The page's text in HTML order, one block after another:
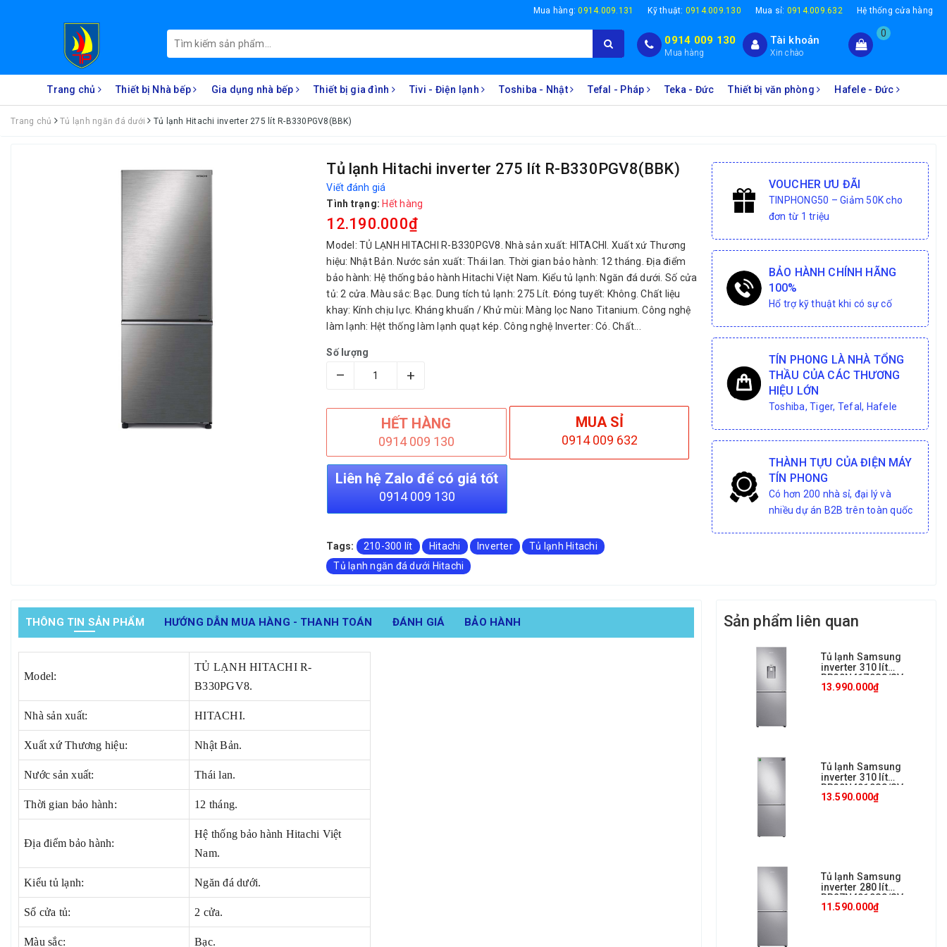
Mua hàng:0914.009.131 Kỹ thuật: 0914.009.130 Mua sỉ: 0914.009.632 Hệ thống cửa hàng
0914 009 130
Mua hàng
Tài khoản
Xin chào
0
Trang chủ Thiết bị Nhà bếp Gia dụng nhà bếp Thiết bị gia đình Tivi - Điện lạnh Toshiba - Nhật Tefal - Pháp Teka - Đức Thiết bị văn phòng Hafele - Đức
Trang chủ Tủ lạnh ngăn đá dưới Tủ lạnh Hitachi inverter 275 lít R-B330PGV8(BBK)
Tủ lạnh Hitachi inverter 275 lít R-B330PGV8(BBK)
Viết đánh giá
Tình trạng: Hết hàng
12.190.000₫
Model: TỦ LẠNH HITACHI R-B330PGV8. Nhà sản xuất: HITACHI. Xuất xứ Thương
hiệu: Nhật Bản. Nước sản xuất: Thái lan. Thời gian bảo hành: 12 tháng. Địa điểm
bảo hành: Hệ thống bảo hành Hitachi Việt Nam. Kiểu tủ lạnh: Ngăn đá dưới. Số cửa
tủ: 2 cửa. Màu sắc: Bạc. Dung tích tủ lạnh: 275 Lít. Đóng tuyết: Không. Chất liệu
khay: Kính chịu lực. Kháng khuẩn / Khử mùi: Màng lọc Nano Titanium. Công nghệ
làm lạnh: Hệt thống làm lạnh quạt kép. Công nghệ Inverter: Có. Chất...
Số lượng
– +
HẾT HÀNG
0914 009 130
MUA SỈ
0914 009 632
Liên hệ Zalo để có giá tốt
0914 009 130
Tags: 210-300 lít Hitachi Inverter
Tủ lạnh Hitachi
Tủ lạnh ngăn đá dưới Hitachi
VOUCHER ƯU ĐÃI
TINPHONG50 – Giảm 50K cho
đơn từ 1 triệu
BẢO HÀNH CHÍNH HÃNG
100%
Hổ trợ kỹ thuật khi có sự cố
TÍN PHONG LÀ NHÀ TỔNG
THẦU CỦA CÁC THƯƠNG
HIỆU LỚN
Toshiba, Tiger, Tefal, Hafele
THÀNH TỰU CỦA ĐIỆN MÁY
TÍN PHONG
Có hơn 200 nhà sỉ, đại lý và
nhiều dự án B2B trên toàn quốc
THÔNG TIN SẢN PHẨM HƯỚNG DẪN MUA HÀNG - THANH TOÁN ĐÁNH GIÁ BẢO HÀNH
Model:
TỦ LẠNH HITACHI R-
B330PGV8.
Nhà sản xuất: HITACHI.
Xuất xứ Thương hiệu: Nhật Bản.
Nước sản xuất: Thái lan.
Thời gian bảo hành: 12 tháng.
Địa điểm bảo hành:
Hệ thống bảo hành Hitachi Việt
Nam.
Kiểu tủ lạnh: Ngăn đá dưới.
Số cửa tủ: 2 cửa.
Màu sắc: Bạc.
Sản phẩm liên quan
Tủ lạnh Samsung
inverter 310 lít
RB30N4170S8/SV
13.990.000₫
Tủ lạnh Samsung
inverter 310 lít
RB30N4010S8/SV
13.590.000₫
Tủ lạnh Samsung
inverter 280 lít
RB27N4010S8/SV
11.590.000₫